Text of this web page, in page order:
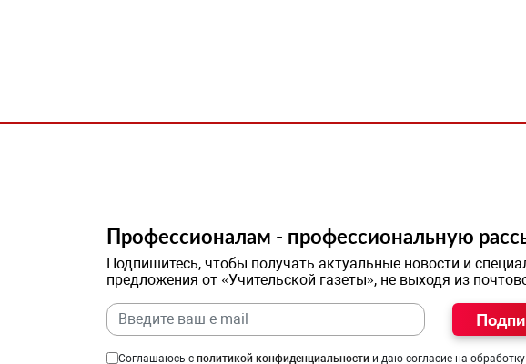
Профессионалам - профессиональную
Подпишитесь, чтобы получать актуальные новости и
предложения от «Учительской газеты», не выходя из
Соглашаюсь с политикой конфиденциальности и даю согласие на обработку